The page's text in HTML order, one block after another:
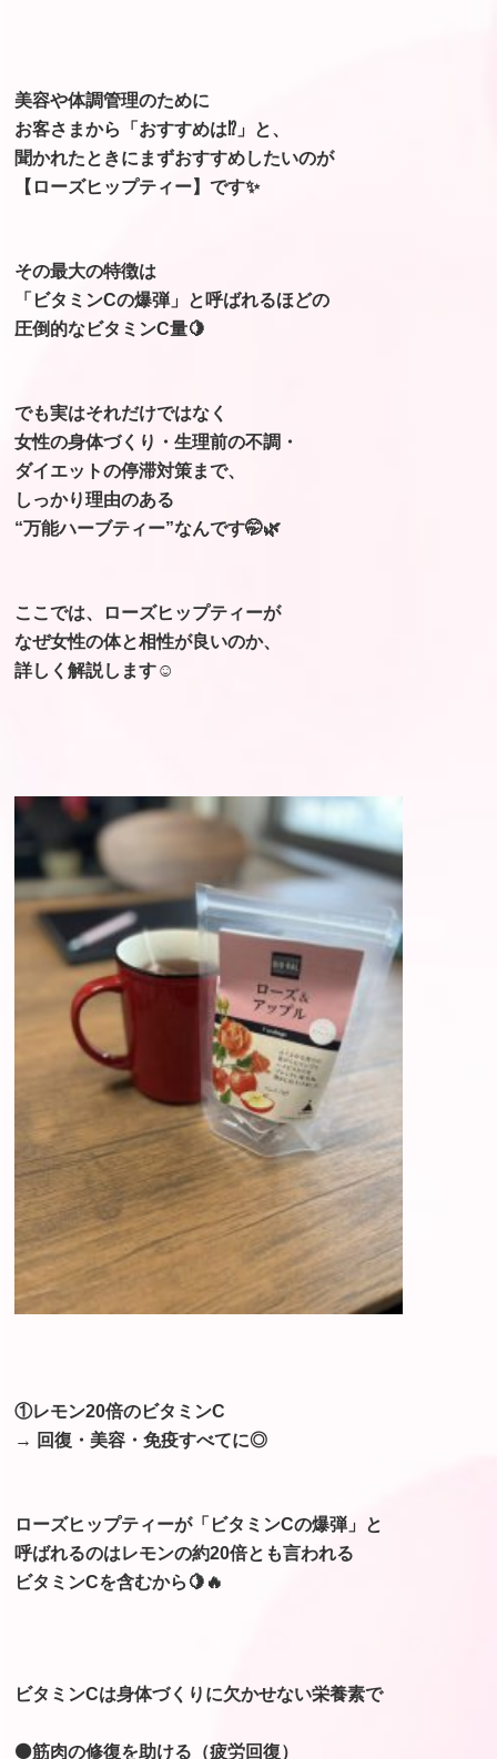
美容や体調管理のために
お客さまから「おすすめは⁉️」 と、
聞かれたときにまずおすすめしたいのが
【ローズヒップティー】です✨
その最大の特徴は
「ビタミンCの爆弾」と呼ばれるほどの
圧倒的なビタミンC量🍋
でも実はそれだけではなく
女性の身体づくり・生理前の不調・
ダイエットの停滞対策まで、
しっかり理由のある
“万能ハーブティー”なんです🤭🌿
ここでは、ローズヒップティーが
なぜ女性の体と相性が良いのか、
詳しく解説します☺️
①レモン20倍のビタミンC
→ 回復・美容・免疫すべてに◎
ローズヒップティーが「ビタミンCの爆弾」と
呼ばれるのはレモンの約20倍とも言われる
ビタミンCを含むから🍋🔥
ビタミンCは身体づくりに欠かせない栄養素で
⚫筋肉の修復を助ける（疲労回復）